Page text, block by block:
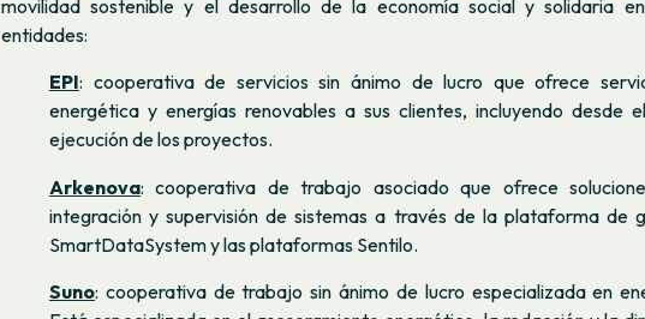
movilidad sostenible y el desarrollo de la economía social y solidaria
entidades:
EPI: cooperativa de servicios sin ánimo de lucro que ofrece
energética y energías renovables a sus clientes, incluyendo desde
ejecución de los proyectos.
Arkenova: cooperativa de trabajo asociado que ofrece
integración y supervisión de sistemas a través de la plataforma de
SmartDataSystem y las plataformas Sentilo.
Suno: cooperativa de trabajo sin ánimo de lucro especializada en